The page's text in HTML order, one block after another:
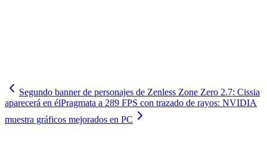
Segundo banner de personajes de Zenless Zone Zero 2.7: Cissia
aparecerá en élPragmata a 289 FPS con trazado de rayos: NVIDIA
muestra gráficos mejorados en PC